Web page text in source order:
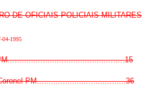
DE OFICIAIS POLICIAIS MILITARES
04-1995
PM......................................36